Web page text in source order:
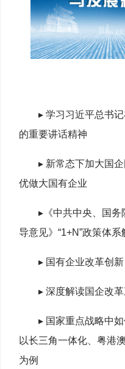
▸ 学习习近平总书
的重要讲话精神
▸ 新常态下加大国
优做大国有企业
▸《中共中央、国务
导意见》“1+N”政策体系
▸ 国有企业改革创
▸ 深度解读国企改
▸ 国家重点战略中
以长三角一体化、粤港
为例